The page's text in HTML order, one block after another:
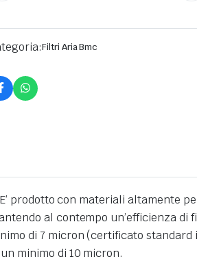
Filtri Aria Bmc
prodotto con materiali altamente
al contempo un’efficienza
di 7 micron (certificato
minimo di 10 micron.